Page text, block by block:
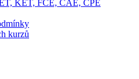
KET, FCE, CAE, CPE
kurzů